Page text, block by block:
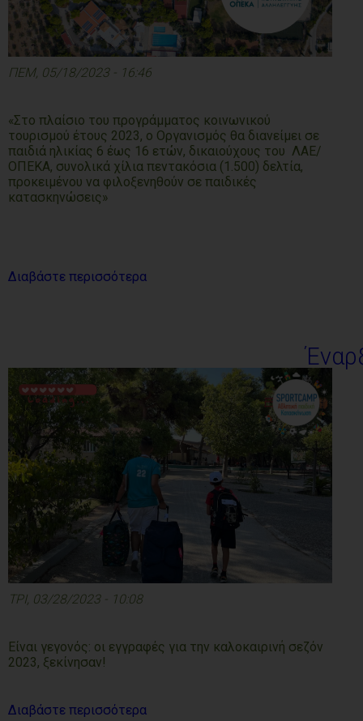
ΠΕΜ, 05/18/2023 - 16:46
«Στο πλαίσιο του προγράμματος κοινωνικού
τουρισμού έτους 2023, ο Οργανισμός θα διανείμει σε
παιδιά ηλικίας 6 έως 16 ετών, δικαιούχους του ΛΑΕ/
ΟΠΕΚΑ, συνολικά χίλια πεντακόσια (1.500) δελτία,
προκειμένου να φιλοξενηθούν σε παιδικές
κατασκηνώσεις»
Διαβάστε περισσότερα
ΤΡΙ, 03/28/2023 - 10:08
Είναι γεγονός: οι εγγραφές για την καλοκαιρινή σεζόν
2023, ξεκίνησαν!
Διαβάστε περισσότερα